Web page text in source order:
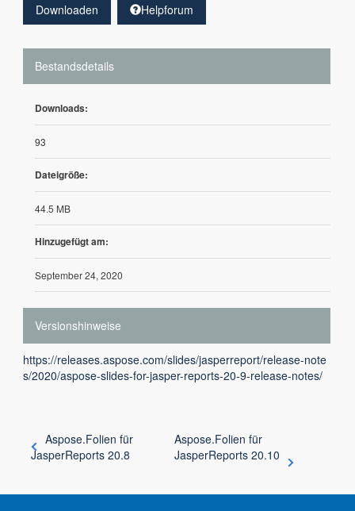
Downloaden Helpforum
Bestandsdetails
Downloads:
93
Dateigröße:
44.5 MB
Hinzugefügt am:
September 24, 2020
Versionshinweise
https://releases.aspose.com/slides/jasperreport/release-note
s/2020/aspose-slides-for-jasper-reports-20-9-release-notes/
Aspose.Folien für
JasperReports 20.8
Aspose.Folien für
JasperReports 20.10